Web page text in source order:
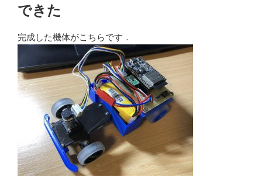
できた
完成した機体がこちらです．